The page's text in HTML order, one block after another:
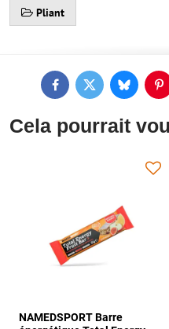
Pliant
FacebookTwitterBluesky
Cela pourrait
NAMEDSPORT Barre